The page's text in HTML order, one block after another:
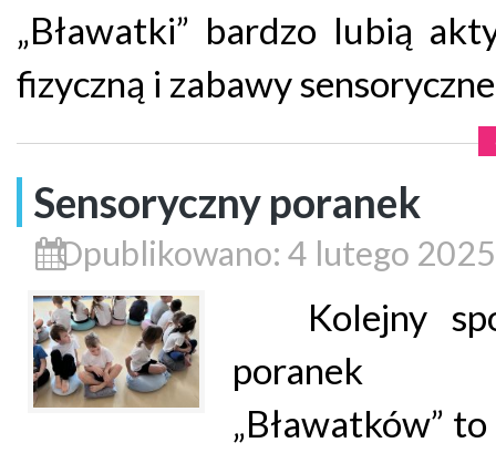
„Bławatki” bardzo lubią
fizyczną i zabawy
Sensoryczny poranek
Opublikowano: 4 lutego 2025
Kolejny
„Bławatków”